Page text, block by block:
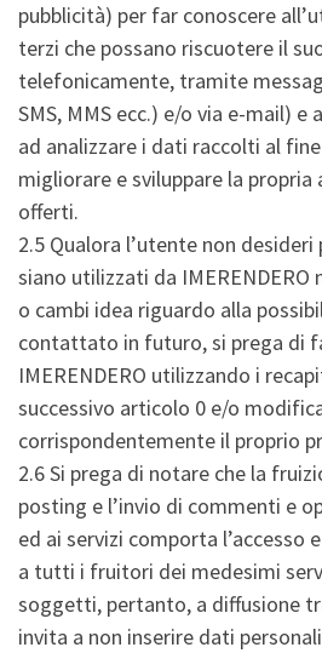
pubblicità) per far conoscere
terzi che possano riscuotere il
telefonicamente, tramite
SMS, MMS ecc.) e/o via e-mail) e
ad analizzare i dati raccolti al
migliorare e sviluppare la
offerti.
2.5 Qualora l’utente non
siano utilizzati da
o cambi idea riguardo alla
contattato in futuro, si prega di
IMERENDERO utilizzando i
successivo articolo 0 e/o
corrispondentemente il proprio
2.6 Si prega di notare che la
posting e l’invio di commenti e
ed ai servizi comporta l’accesso
a tutti i fruitori dei medesimi
soggetti, pertanto, a diffusione
invita a non inserire dati